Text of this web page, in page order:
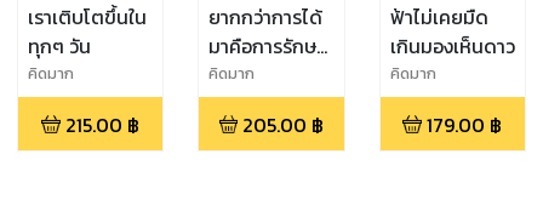
เราเติบโตขึ้นใน
ทุกๆ วัน
คิดมาก
215.00 ฿
ยากกว่าการได้
มาคือการรักษา
ไว้
คิดมาก
205.00 ฿
ฟ้าไม่เคยมืด
เกินมองเห็นดาว
คิดมาก
179.00 ฿